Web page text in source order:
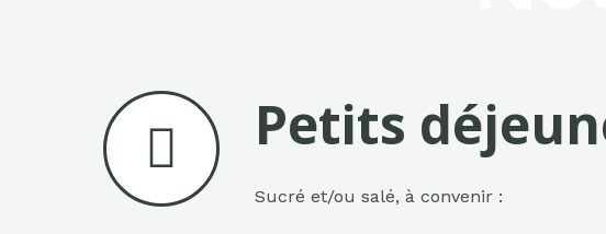
Petits
Sucré et/ou salé, à convenir :